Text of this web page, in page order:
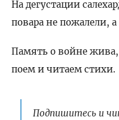
На дегустации
повара не пожалели,
Память о войне
поем и читаем стихи.
Подпишитесь и